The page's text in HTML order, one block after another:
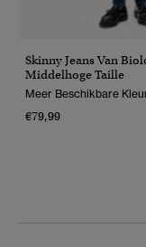
Skinny Jeans Van
Middelhoge Taille
Meer Beschikbare
€79,99